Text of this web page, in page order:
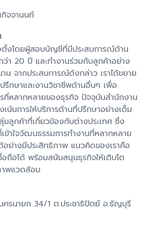
จจานนท์
ตั้งโดยผู้สอบบัญชีที่มีประสบการณ์ด้าน
า 20 ปี และทำงานร่วมกับลูกค้าอย่าง
น จากประสบการณ์ดังกล่าว เราได้ขยาย
รึกษาและงานวิชาชีพด้านอื่นๆ เพื่อ
ที่หลากหลายของธุรกิจ ปัจจุบันสำนักงาน
น้นการให้บริการด้านที่ปรึกษาอย่างเต็ม
มลูกค้าที่เกี่ยวข้องกับต่างประเทศ ซึ่ง
ข้าใจวัฒนธรรมการทำงานที่หลากหลาย
อย่างมีประสิทธิภาพ แนวคิดของเราคือ
อถือได้ พร้อมสนับสนุนธุรกิจให้เติบโต
พแวดล้อม
รนายก 34/1 ต.ประชาธิปัตย์ อ.ธัญบุรี